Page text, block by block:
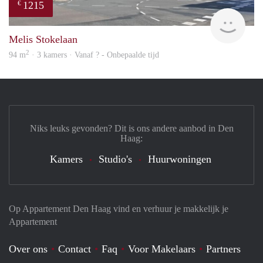
€ 1215
Melis Stokelaan
94 m2 · 3 kamers · Vanaf ? - Onbepaalde tijd
Op Appartement Den Haag vind en verhuur je makkelijk je
Appartement
Over ons Contact Faq Voor Makelaars Partners
Niks leuks gevonden? Dit is ons andere aanbod in Den
Haag:
Kamers Studio's Huurwoningen